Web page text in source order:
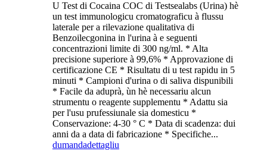
U Test di Cocaina COC di Testsealabs (Urina) hè
un test immunologicu cromatograficu à flussu
laterale per a rilevazione qualitativa di
Benzoilecgonina in l'urina à e seguenti
concentrazioni limite di 300 ng/ml. * Alta
precisione superiore à 99,6% * Approvazione di
certificazione CE * Risultatu di u test rapidu in 5
minuti * Campioni d'urina o di saliva dispunibili
* Facile da aduprà, ùn hè necessariu alcun
strumentu o reagente supplementu * Adattu sia
per l'usu prufessiunale sia domesticu *
Conservazione: 4-30 ° C * Data di scadenza: dui
anni da a data di fabricazione * Specifiche...
dumandadettagliu